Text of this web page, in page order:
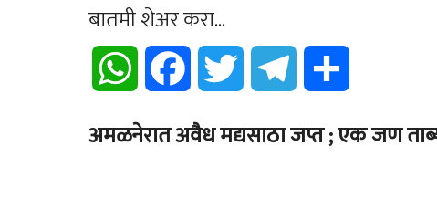
बातमी शेअर करा...
WhatsApp Facebook Twitter Telegram
अमळनेरात अवैध मद्यसाठा जप्त ; एक जण